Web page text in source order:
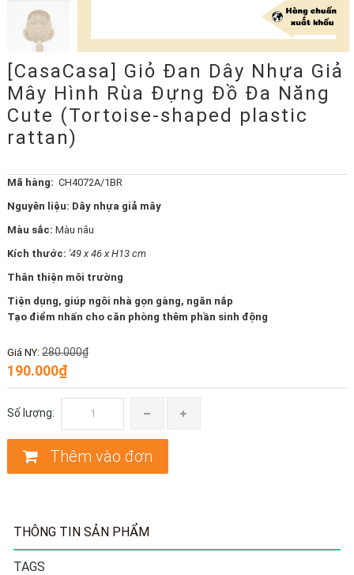
[CasaCasa] Giỏ Đan Dây Nhựa Giả
Mây Hình Rùa Đựng Đồ Đa Năng
Cute (Tortoise-shaped plastic
rattan)
Mã hàng: CH4072A/1BR
Nguyên liệu: Dây nhựa giả mây
Màu sắc: Màu nâu
Kích thước: '49 x 46 x H13 cm
Thân thiện môi trường
Tiện dụng, giúp ngôi nhà gọn gàng, ngăn nắp
Tạo điểm nhấn cho căn phòng thêm phần sinh động
Giá NY: 280.000₫
190.000₫
Số lượng:
Thêm vào đơn
THÔNG TIN SẢN PHẨM
TAGS